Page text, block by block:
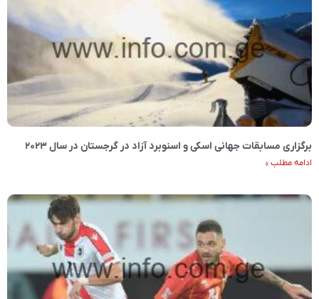
برگزاری مسابقات جهانی اسکی و اسنوبرد آزاد در گرجستان در سال ۲۰۲۳
ادامه مطلب »